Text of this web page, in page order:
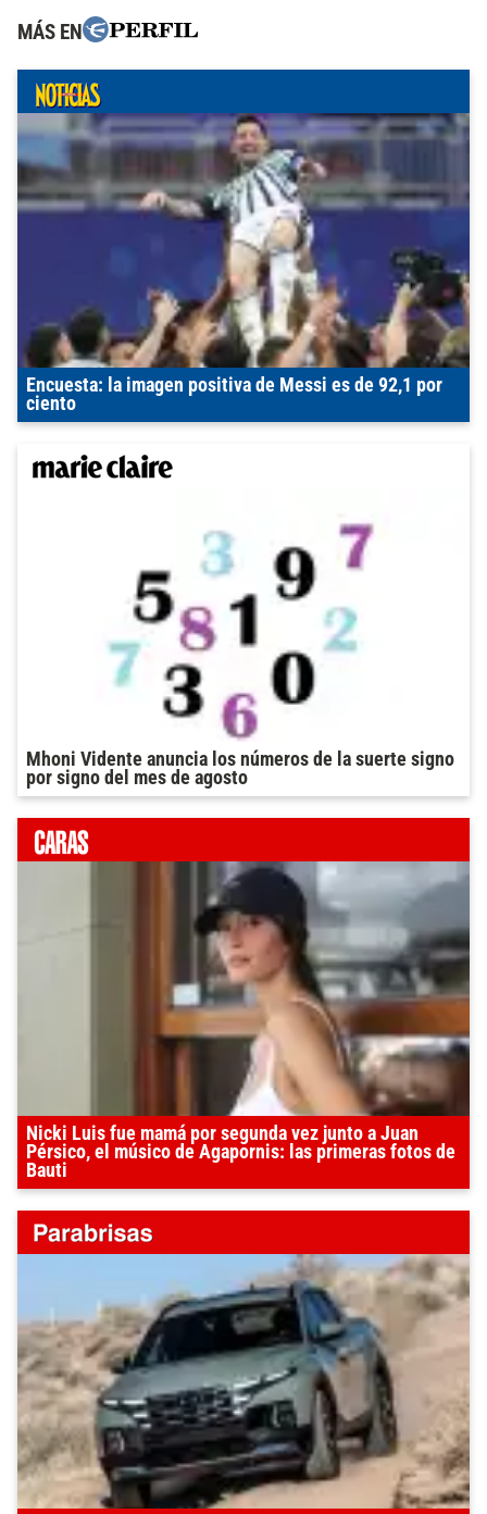
MÁS EN
Encuesta: la imagen positiva de Messi es de 92,1 por
ciento
Mhoni Vidente anuncia los números de la suerte signo
por signo del mes de agosto
Nicki Luis fue mamá por segunda vez junto a Juan
Pérsico, el músico de Agapornis: las primeras fotos de
Bauti